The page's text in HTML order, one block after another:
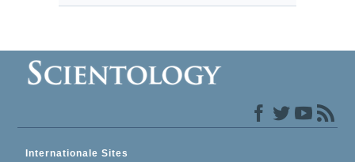
Internationale Sites